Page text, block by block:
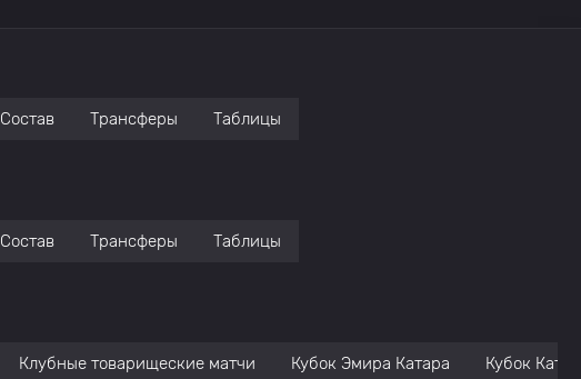
Состав Трансферы Таблицы
Состав Трансферы Таблицы
Клубные товарищеские матчи Кубок Эмира Катара Кубок Катара